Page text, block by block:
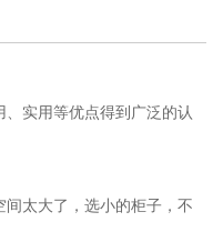
实用等优点得到广泛的认
太大了，选小的柜子，不